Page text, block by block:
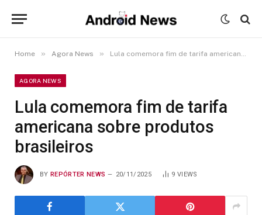
Home » Agora News » Lula comemora fim de tarifa americana sobre produtos brasileiros
AGORA NEWS
Lula comemora fim de tarifa
americana sobre produtos
brasileiros
BY REPÓRTER NEWS 20/11/2025 9 VIEWS